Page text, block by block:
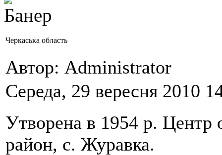
Черкаська область
Автор: Administrator
Середа, 29 вересня 2010
Утворена в 1954 р. Центр
район, с. Журавка.